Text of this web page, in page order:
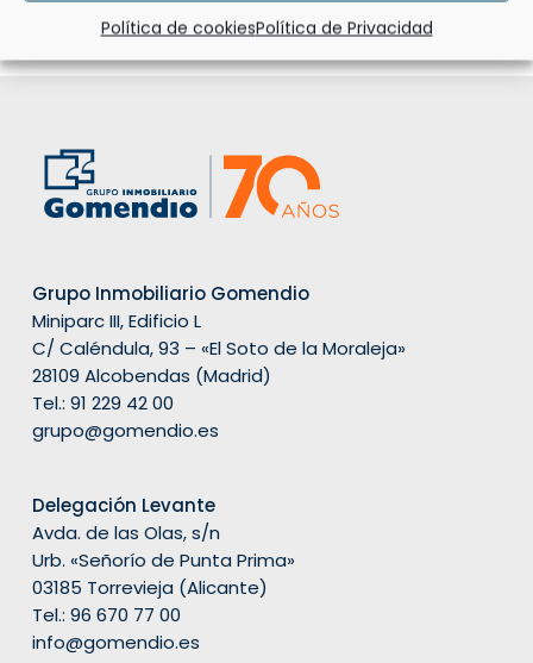
Política de cookiesPolítica de Privacidad
Grupo Inmobiliario Gomendio
Miniparc III, Edificio L
C/ Caléndula, 93 – «El Soto de la Moraleja»
28109 Alcobendas (Madrid)
Tel.: 91 229 42 00
grupo@gomendio.es
Delegación Levante
Avda. de las Olas, s/n
Urb. «Señorío de Punta Prima»
03185 Torrevieja (Alicante)
Tel.: 96 670 77 00
info@gomendio.es